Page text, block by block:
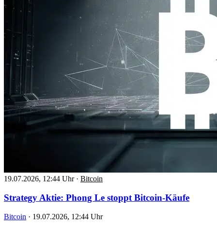
19.07.2026, 12:44 Uhr · Bitcoin
Strategy Aktie: Phong Le stoppt Bitcoin-Käufe
Bitcoin · 19.07.2026, 12:44 Uhr